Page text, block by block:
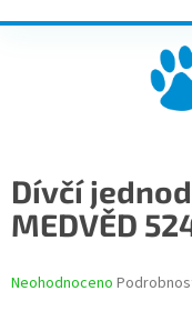
Dívčí
MEDVĚD
Průměrné
Neohodnoceno